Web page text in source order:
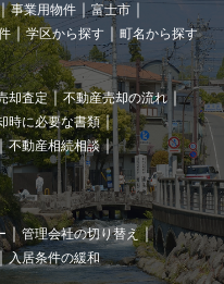
事業用物件
富士市
学区から探す 町名から探す
却査定
不動産売却の流れ
時に必要な書類
不動産相続相談
管理会社の切り替え
入居条件の緩和